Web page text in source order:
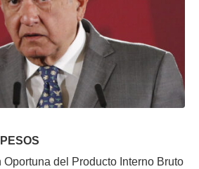
del Producto Interno Bruto